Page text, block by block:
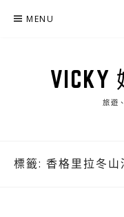
MENU
VICKY
旅遊
標籤: 香格里拉冬山